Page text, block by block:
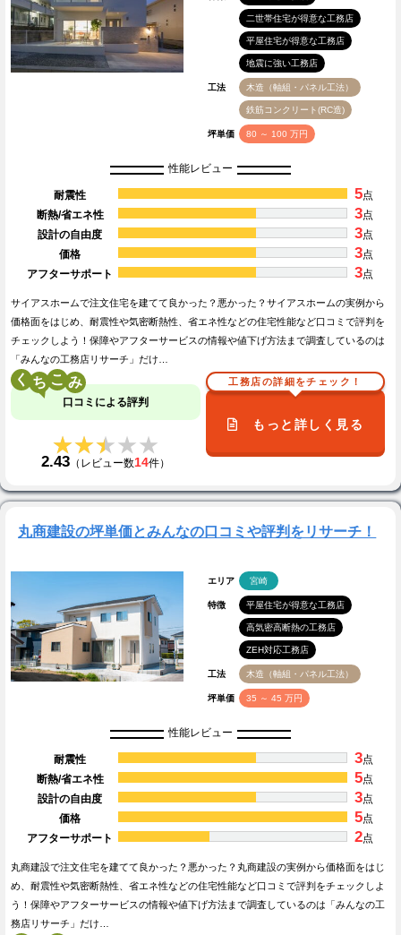
二世帯住宅が得意な工務店
平屋住宅が得意な工務店
地震に強い工務店
工法 木造（軸組・パネル工法）
鉄筋コンクリート(RC造)
坪単価 80 ～ 100 万円
性能レビュー
耐震性 5点
断熱/省エネ性
3点
設計の自由度
3点
価格
3点
アフターサポート
3点
サイアスホームで注文住宅を建てて良かった？悪かった？サイアスホームの実例から
価格面をはじめ、耐震性や気密断熱性、省エネ性などの住宅性能など口コミで評判を
チェックしよう！保障やアフターサービスの情報や値下げ方法まで調査しているのは
「みんなの工務店リサーチ」だけ…
く こ
口コミによる評判
★★★★★
★★★★★
2.43 （レビュー数14件）
工務店の詳細をチェック！
もっと詳しく見る
丸商建設の坪単価とみんなの口コミや評判をリサーチ！
エリア 宮崎
特徴 平屋住宅が得意な工務店
高気密高断熱の工務店
ZEH対応工務店
工法 木造（軸組・パネル工法）
坪単価 35 ～ 45 万円
性能レビュー
耐震性 3点
断熱/省エネ性
5点
設計の自由度
3点
価格
5点
アフターサポート
2点
丸商建設で注文住宅を建てて良かった？悪かった？丸商建設の実例から価格面をはじ
め、耐震性や気密断熱性、省エネ性などの住宅性能など口コミで評判をチェックしよ
う！保障やアフターサービスの情報や値下げ方法まで調査しているのは「みんなの工
務店リサーチ」だけ…